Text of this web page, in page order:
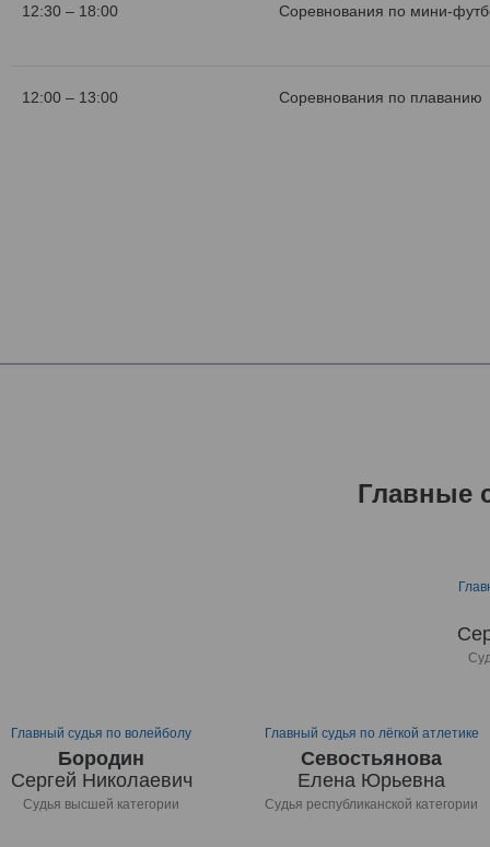
12:30 – 18:00 Соревнования по мини-
12:00 – 13:00 Соревнования по плаванию
Главные
Главный судья по волейболу
Бородин
Сергей Николаевич
Судья высшей категории
Главный судья по лёгкой атлетике
Севостьянова
Елена Юрьевна
Судья республиканской категории